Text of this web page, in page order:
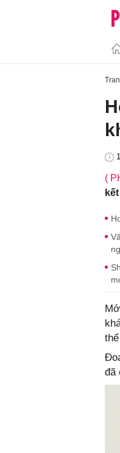
(
đã